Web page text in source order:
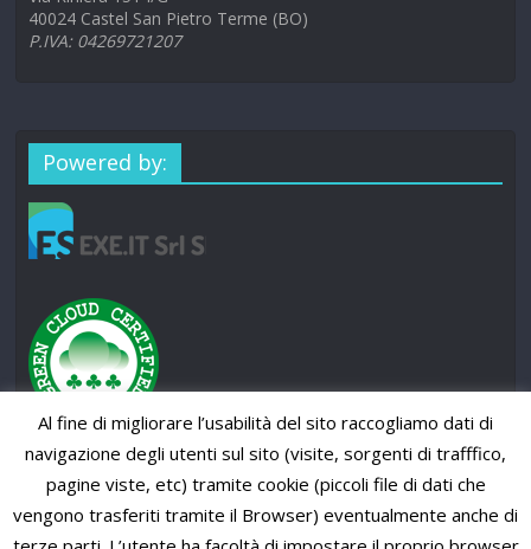
40024 Castel San Pietro Terme (BO)
P.IVA: 04269721207
Powered by:
Al fine di migliorare l’usabilità del sito raccogliamo dati di
navigazione degli utenti sul sito (visite, sorgenti di trafffico,
pagine viste, etc) tramite cookie (piccoli file di dati che
vengono trasferiti tramite il Browser) eventualmente anche di